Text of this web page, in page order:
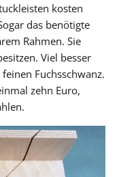
kosten
das benötigte
Rahmen. Sie
Viel besser
Fuchsschwanz.
zehn Euro,